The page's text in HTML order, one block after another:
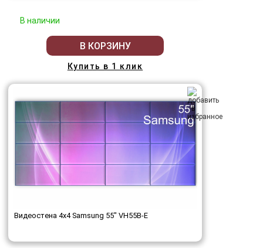
В наличии
В КОРЗИНУ
Купить в 1 клик
Видеостена 4x4 Samsung 55" VH55B-E